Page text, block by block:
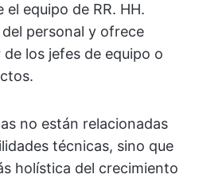
equipo de RR. HH.
personal y ofrece
los jefes de equipo o
no están relacionadas
técnicas, sino que
holística del crecimiento